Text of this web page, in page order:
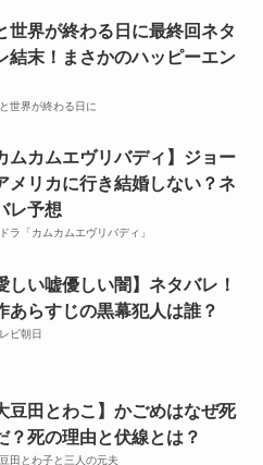
世界が終わる日に最終回ネタ
結末！まさかのハッピーエン
世界が終わる日に
ムカムエヴリバディ】ジョー
メリカに行き結婚しない？ネ
レ予想
ラ「カムカムエヴリバディ」
しい嘘優しい闇】ネタバレ！
あらすじの黒幕犯人は誰？
ビ朝日
豆田とわこ】かごめはなぜ死
？死の理由と伏線とは？
田とわ子と三人の元夫